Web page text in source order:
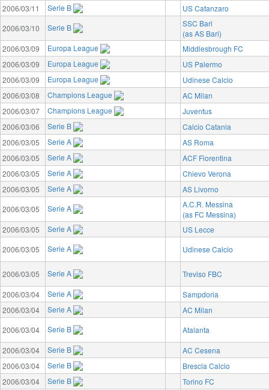
2006/03/11
Serie B
US Catanzaro
2006/03/10
Serie B
SSC Bari
(as AS Bari)
2006/03/09
Europa League
Middlesbrough FC
2006/03/09
Europa League
US Palermo
2006/03/09
Europa League
Udinese Calcio
2006/03/08
Champions League
AC Milan
2006/03/07
Champions League
Juventus
2006/03/06
Serie B
Calcio Catania
2006/03/05
Serie A
AS Roma
2006/03/05
Serie A
ACF Fiorentina
2006/03/05
Serie A
Chievo Verona
2006/03/05
Serie A
AS Livorno
2006/03/05
Serie A
A.C.R. Messina
(as FC Messina)
2006/03/05
Serie A
US Lecce
2006/03/05
Serie A Udinese Calcio
2006/03/05 Serie A
Treviso FBC
2006/03/04
Serie A
Sampdoria
2006/03/04
Serie A
AC Milan
2006/03/04
Serie B
Atalanta
2006/03/04
Serie B
AC Cesena
2006/03/04
Serie B
Brescia Calcio
2006/03/04
Serie B
Torino FC